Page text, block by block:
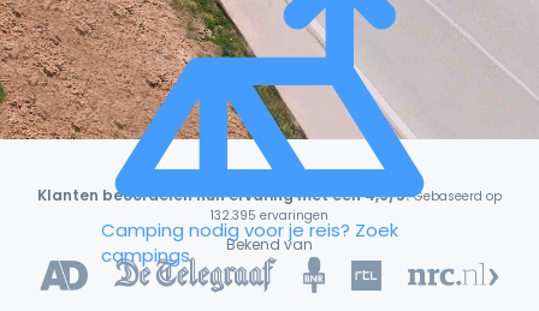
Camping nodig voor je reis? Zoek
campings
Klanten beoordelen hun ervaring met een 4,9/5! Gebaseerd op
132.395 ervaringen
Bekend van